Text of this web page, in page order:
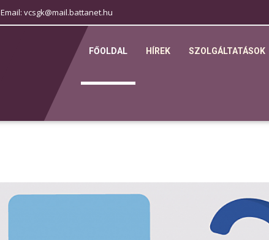
Email: vcsgk@mail.battanet.hu
FŐOLDAL HÍREK SZOLGÁLTATÁSOK